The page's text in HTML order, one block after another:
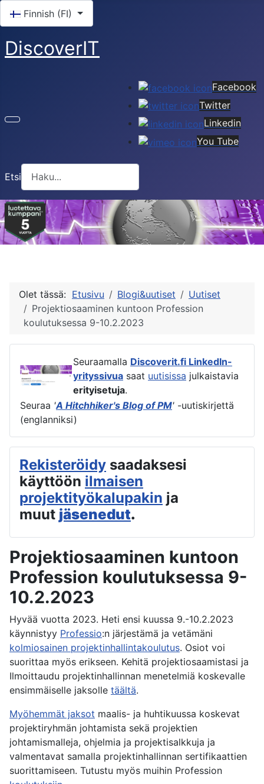
Finnish (FI)
DiscoverIT
Facebook
Twitter
Linkedin
You Tube
Etsi
Olet tässä: Etusivu Blogi&uutiset
Uutiset
Projektiosaaminen kuntoon Profession
koulutuksessa 9-10.2.2023
Seuraamalla Discoverit.fi LinkedIn-
yrityssivua saat uutisissa julkaistavia
erityisetuja.
Seuraa 'A Hitchhiker's Blog of PM' -uutiskirjettä
(englanniksi)
Rekisteröidy saadaksesi
käyttöön ilmaisen
projektityökalupakin ja
muut jäsenedut.
Projektiosaaminen kuntoon
Profession koulutuksessa 9-
10.2.2023
Hyvää vuotta 2023. Heti ensi kuussa 9.-10.2.2023
käynnistyy Professio:n järjestämä ja vetämäni
kolmiosainen projektinhallintakoulutus. Osiot voi
suorittaa myös erikseen. Kehitä projektiosaamistasi ja
Ilmoittaudu projektinhallinnan menetelmiä koskevalle
ensimmäiselle jaksolle täältä.
Myöhemmät jaksot maalis- ja huhtikuussa koskevat
projektiryhmän johtamista sekä projektien
johtamismalleja, ohjelmia ja projektisalkkuja ja
valmentavat samalla projektinhallinnan sertifikaattien
suorittamiseen. Tutustu myös muihin Profession